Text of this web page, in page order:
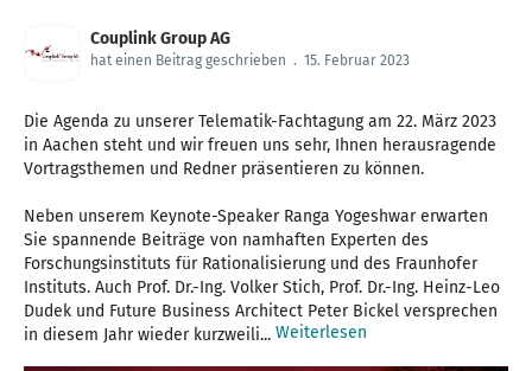
Couplink Group AG
hat einen Beitrag geschrieben . 15. Februar 2023
Die Agenda zu unserer Telematik-Fachtagung am 22. März 2023
in Aachen steht und wir freuen uns sehr, Ihnen herausragende
Vortragsthemen und Redner präsentieren zu können.
Neben unserem Keynote-Speaker Ranga Yogeshwar erwarten
Sie spannende Beiträge von namhaften Experten des
Forschungsinstituts für Rationalisierung und des Fraunhofer
Instituts. Auch Prof. Dr.-Ing. Volker Stich, Prof. Dr.-Ing. Heinz-Leo
Dudek und Future Business Architect Peter Bickel versprechen
in diesem Jahr wieder kurzweili... Weiterlesen